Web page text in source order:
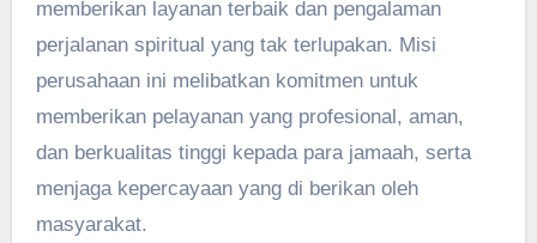
memberikan layanan terbaik dan pengalaman
perjalanan spiritual yang tak terlupakan. Misi
perusahaan ini melibatkan komitmen untuk
memberikan pelayanan yang profesional, aman,
dan berkualitas tinggi kepada para jamaah, serta
menjaga kepercayaan yang di berikan oleh
masyarakat.